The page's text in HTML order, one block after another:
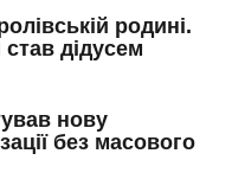
родині.
дідусем
нову
без масового